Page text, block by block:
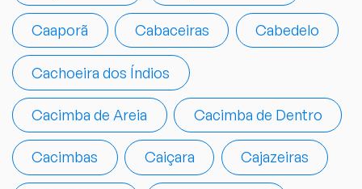
Caaporã Cabaceiras Cabedelo
Cachoeira dos Índios
Cacimba de Areia Cacimba de Dentro
Cacimbas Caiçara Cajazeiras